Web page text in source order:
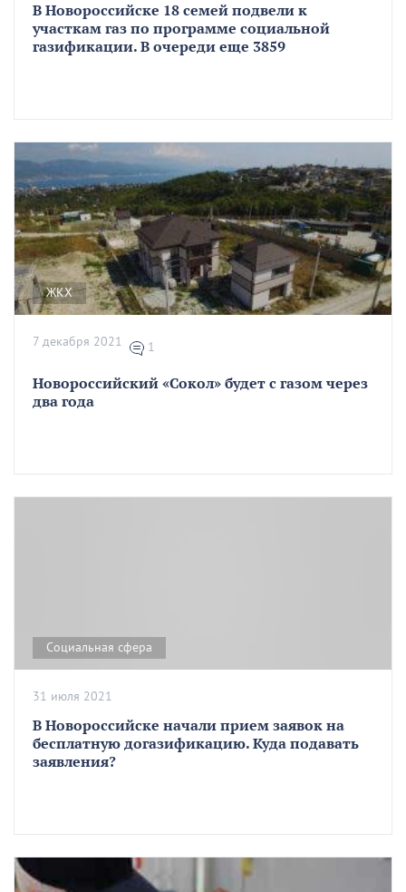
В Новороссийске 18 семей подвели к
участкам газ по программе социальной
газификации. В очереди еще 3859
ЖКХ
Новороссийский «Сокол» будет с газом через
два года
7 декабря 2021 1
Социальная сфера
В Новороссийске начали прием заявок на
бесплатную догазификацию. Куда подавать
заявления?
31 июля 2021